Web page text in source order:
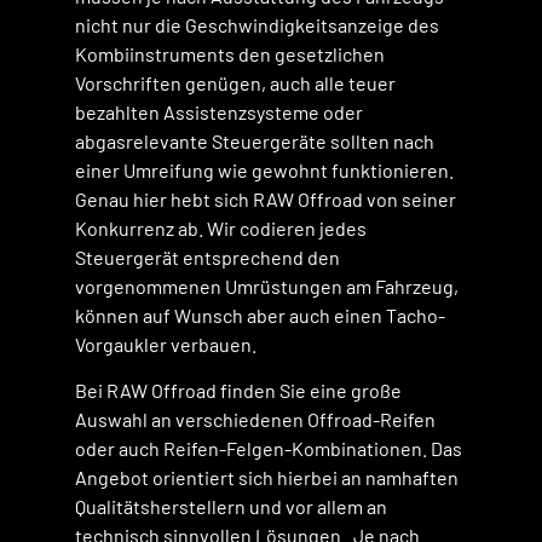
nicht nur die Geschwindigkeitsanzeige des
Kombiinstruments den gesetzlichen
Vorschriften genügen, auch alle teuer
bezahlten Assistenzsysteme oder
abgasrelevante Steuergeräte sollten nach
einer Umreifung wie gewohnt funktionieren.
Genau hier hebt sich RAW Offroad von seiner
Konkurrenz ab. Wir codieren jedes
Steuergerät entsprechend den
vorgenommenen Umrüstungen am Fahrzeug,
können auf Wunsch aber auch einen Tacho-
Vorgaukler verbauen.
Bei RAW Offroad finden Sie eine große
Auswahl an verschiedenen Offroad-Reifen
oder auch Reifen-Felgen-Kombinationen. Das
Angebot orientiert sich hierbei an namhaften
Qualitätsherstellern und vor allem an
technisch sinnvollen Lösungen. Je nach